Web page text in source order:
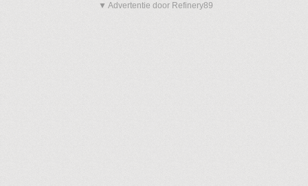
▼ Advertentie door Refinery89